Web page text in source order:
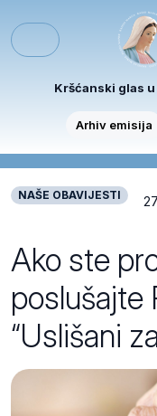
Menu
Kršćanski glas
Arhiv emisija
NAŠE OBAVIJESTI
Ako ste
poslušajte
“Uslišani